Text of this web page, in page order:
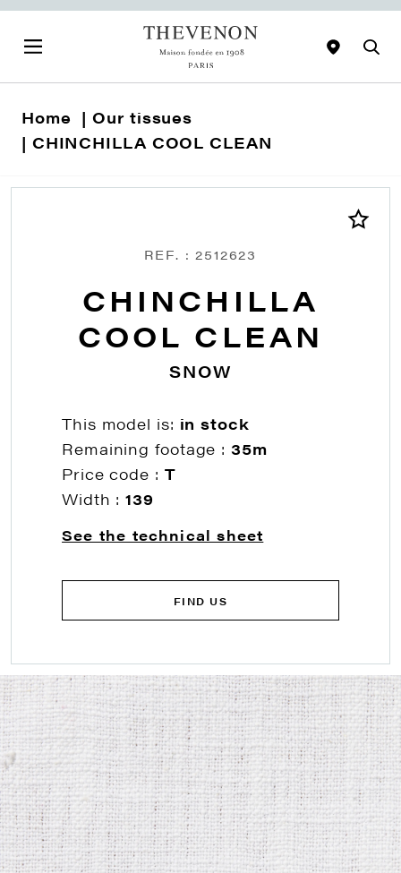
Home
Our tissues
CHINCHILLA COOL CLEAN
REF. : 2512623
CHINCHILLA
COOL CLEAN
SNOW
This model is: in stock
Remaining footage :35m
Price code : T
Width :139
See the technical sheet
FIND US